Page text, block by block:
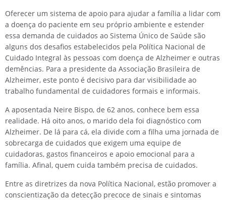
Oferecer um sistema de apoio para ajudar a família a lidar com
a doença do paciente em seu próprio ambiente e estender
essa demanda de cuidados ao Sistema Único de Saúde são
alguns dos desafios estabelecidos pela Política Nacional de
Cuidado Integral às pessoas com doença de Alzheimer e outras
demências. Para a presidente da Associação Brasileira de
Alzheimer, este ponto é decisivo para dar visibilidade ao
trabalho fundamental de cuidadores formais e informais.
A aposentada Neire Bispo, de 62 anos, conhece bem essa
realidade. Há oito anos, o marido dela foi diagnóstico com
Alzheimer. De lá para cá, ela divide com a filha uma jornada de
sobrecarga de cuidados que exigem uma equipe de
cuidadoras, gastos financeiros e apoio emocional para a
família. Afinal, quem cuida também precisa de cuidados.
Entre as diretrizes da nova Política Nacional, estão promover a
conscientização da detecção precoce de sinais e sintomas